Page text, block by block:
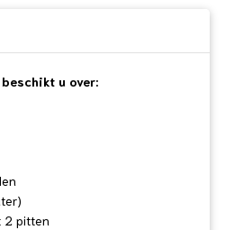
u over:
2 pitten